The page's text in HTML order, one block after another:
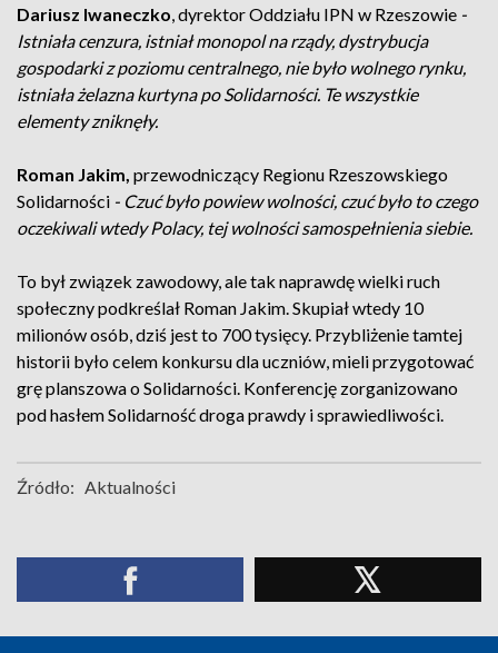
Dariusz Iwaneczko, dyrektor Oddziału IPN w Rzeszowie -
Istniała cenzura, istniał monopol na rządy, dystrybucja
gospodarki z poziomu centralnego, nie było wolnego rynku,
istniała żelazna kurtyna po Solidarności. Te wszystkie
elementy zniknęły.
Roman Jakim, przewodniczący Regionu Rzeszowskiego
Solidarności - Czuć było powiew wolności, czuć było to czego
oczekiwali wtedy Polacy, tej wolności samospełnienia siebie.
To był związek zawodowy, ale tak naprawdę wielki ruch
społeczny podkreślał Roman Jakim. Skupiał wtedy 10
milionów osób, dziś jest to 700 tysięcy. Przybliżenie tamtej
historii było celem konkursu dla uczniów, mieli przygotować
grę planszowa o Solidarności. Konferencję zorganizowano
pod hasłem Solidarność droga prawdy i sprawiedliwości.
Źródło: Aktualności